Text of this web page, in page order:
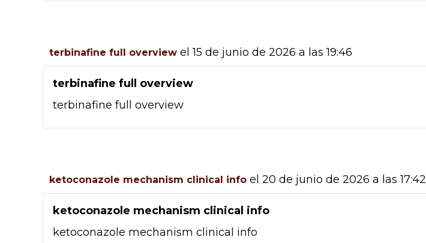
terbinafine full overview el 15 de junio de 2026 a las 19:46
terbinafine full overview
terbinafine full overview
ketoconazole mechanism clinical info el 20 de junio de 2026 a las 17:42
ketoconazole mechanism clinical info
ketoconazole mechanism clinical info